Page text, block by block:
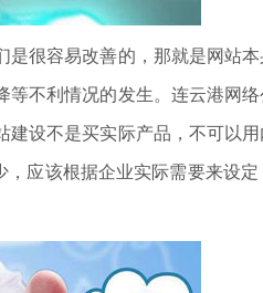
很容易改善的，那就是网站本
不利情况的发生。连云港网
设不是买实际产品，不可以
应该根据企业实际需要来设